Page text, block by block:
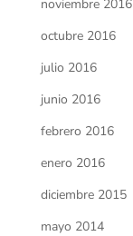
noviembre 2016
octubre 2016
julio 2016
junio 2016
febrero 2016
enero 2016
diciembre 2015
mayo 2014